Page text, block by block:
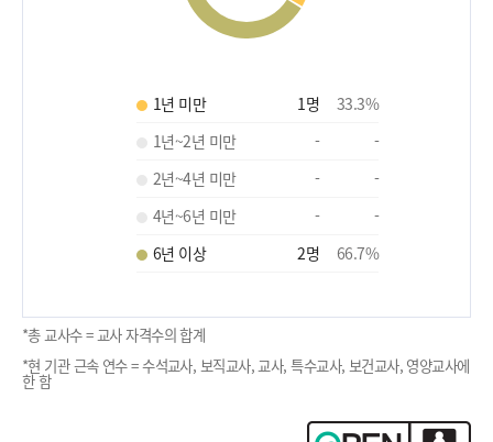
1년 미만 1명 33.3%
1년~2년 미만
-
-
2년~4년 미만
-
-
4년~6년 미만
-
-
6년 이상
2명 66.7%
*총 교사수 = 교사 자격수의 합계
*현 기관 근속 연수 = 수석교사, 보직교사, 교사, 특수교사, 보건교사, 영양교사에
한 함